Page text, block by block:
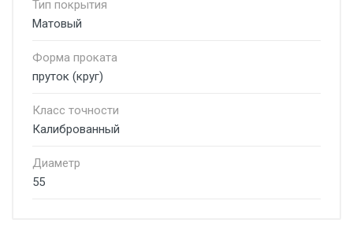
Тип покрытия
Матовый
Форма проката
пруток (круг)
Класс точности
Калиброванный
Диаметр
55